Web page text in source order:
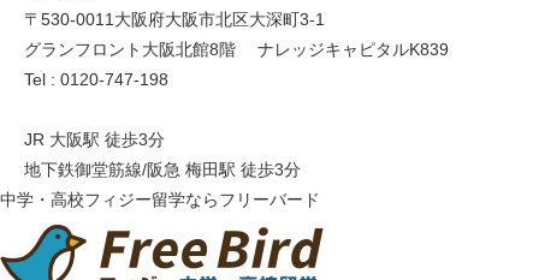
〒530-0011 大阪府大阪市北区大深町3-1
グランフロント大阪北館8階 ナレッジキャピタルK839
Tel : 0120-747-198
JR 大阪駅 徒歩3分
地下鉄御堂筋線/阪急 梅田駅 徒歩3分
中学・高校フィジー留学ならフリーバード